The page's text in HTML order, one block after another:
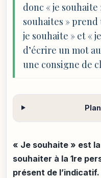
donc « je souhaite
souhaites » prend
je souhaite » et «
d’écrire un mot
une consigne de
« Je souhaite » est
souhaiter à la 1re
présent de